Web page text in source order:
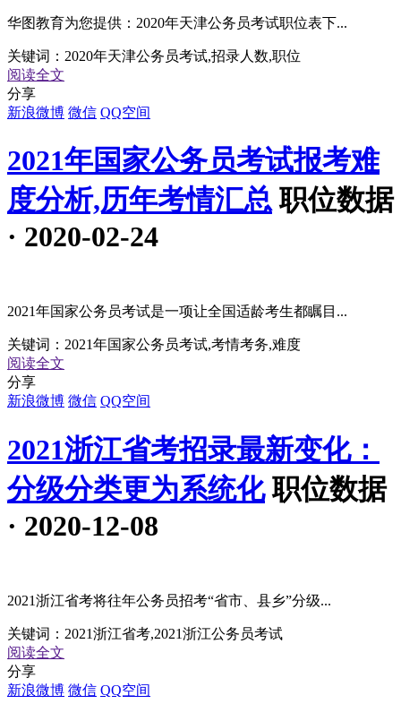
华图教育为您提供：2020年天津公务员考试职位表下...
关键词： 2020年天津公务员考试,招录人数,职位
阅读全文
分享
新浪微博 微信 QQ空间
2021年国家公务员考试报考难
度分析,历年考情汇总 职位数据
· 2020-02-24
2021年国家公务员考试是一项让全国适龄考生都瞩目...
关键词： 2021年国家公务员考试,考情考务,难度
阅读全文
分享
新浪微博 微信 QQ空间
2021浙江省考招录最新变化：
分级分类更为系统化 职位数据
· 2020-12-08
2021浙江省考将往年公务员招考“省市、县乡”分级...
关键词： 2021浙江省考,2021浙江公务员考试
阅读全文
分享
新浪微博 微信 QQ空间